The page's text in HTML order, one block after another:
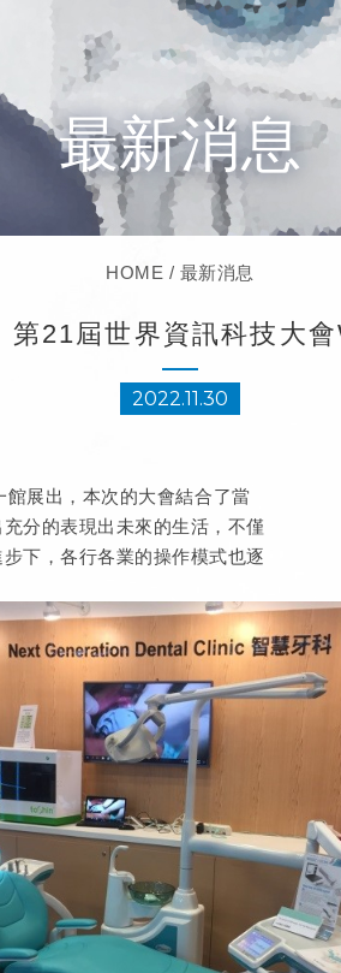
最新消息
HOME 最新消息
第21屆世界資訊科技大
2022.11.30
展出，本次的大會結合了當
分的表現出未來的生活，不僅
下，各行各業的操作模式也逐